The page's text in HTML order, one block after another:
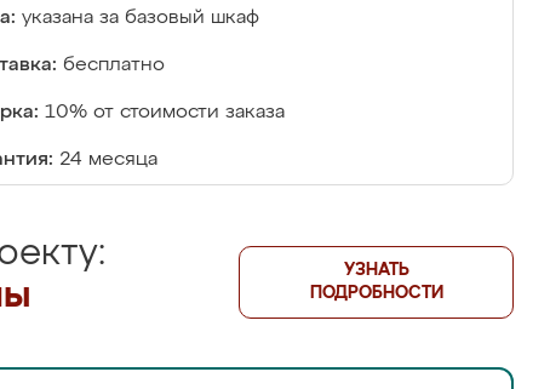
указана за базовый шкаф
бесплатно
10% от стоимости заказа
24 месяца
УЗНАТЬ
ПОДРОБНОСТИ